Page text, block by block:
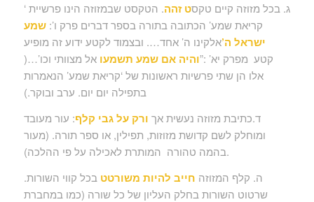
ג. בכל מזוזה קיים טקסט זהה. הטקסט שבמזוזה הינו פרשיית ‘
קריאת שמע’ הכתובה בתורה בספר דברים פרק ו’: שמע
ישראל ה’אלקינו ה’ אחד…. ובצמוד לקטע ידוע זה מופיע
קטע מפרק יא’ :”והיה אם שמע תשמעו אל מצוותי וכו’…(
אלו הן שתי פרשיות ראשונות של ‘קריאת שמע’ הנאמרות
בתפילה יום יום. ערב ובוקר.)
ד.כתיבת מזוזה נעשית אך ורק על גבי קלף: עור מעובד
ומוחלק לשם קדושת מזוזות, תפילין, או ספר תורה. (מעור
בהמה טהורה המותרת לאכילה על פי ההלכה).
ה. קלף המזוזה חייב להיות משורטט בכל קווי השורות.
שרטוט השורות בחלק העליון של כל שורה (כמו במחברת